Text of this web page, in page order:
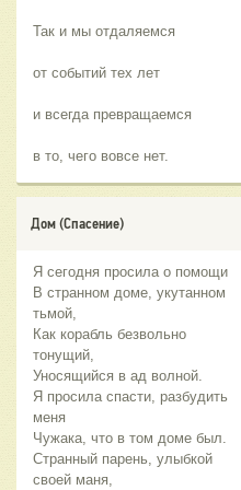
Так и мы отдаляемся
от событий тех лет
и всегда превращаемся
в то, чего вовсе нет.
Дом (Спасение)
Я сегодня просила о помощи
В странном доме, укутанном
тьмой,
Как корабль безвольно
тонущий,
Уносящийся в ад волной.
Я просила спасти, разбудить
меня
Чужака, что в том доме был.
Странный парень, улыбкой
своей маня,